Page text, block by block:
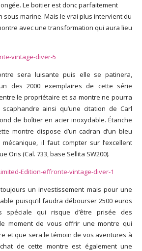
Le boitier est donc parfaitement
sous marine. Mais le vrai plus intervient du
avec une transformation qui aura lieu
sera luisante puis elle se patinera,
des 2000 exemplaires de cette série
le propriétaire et sa montre ne pourra
ainsi qu’une citation de Carl
de boîtier en acier inoxydable. Étanche
montre dispose d’un cadran d’un bleu
il faut compter sur l’excellent
Oris (Cal. 733, base Sellita SW200).
un investissement mais pour une
puisqu’il faudra débourser 2500 euros
spéciale qui risque d’être prisée des
le moment de vous offrir une montre qui
et que sera le témoin de vos aventures à
de cette montre est également une